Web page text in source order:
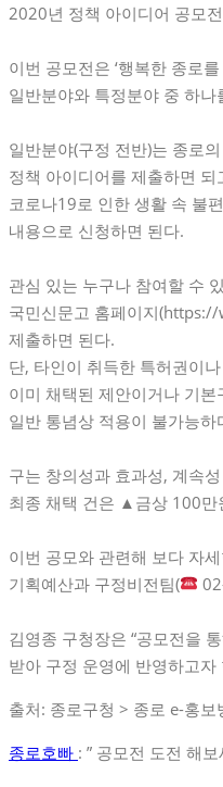
2020년 정책 아이디어 공모
이번 공모전은 ‘행복한 종로
일반분야와 특정분야 중 하
일반분야(구정 전반)는 종로
정책 아이디어를 제출하면
코로나19로 인한 생활 속 불
내용으로 신청하면 된다.
관심 있는 누구나 참여할 수
국민신문고 홈페이지
제출하면 된다.
단, 타인이 취득한 특허권이
이미 채택된 제안이거나 기
일반 통념상 적용이 불가능
구는 창의성과 효과성, 계속
최종 채택 건은 ▲금상 100
이번 공모와 관련해 보다 자
기획예산과 구정비전팀(
김영종 구청장은 “공모전을
받아 구정 운영에 반영하고
출처: 종로구청 > 종로 e-홍보
종로호빠 : ” 공모전 도전 해